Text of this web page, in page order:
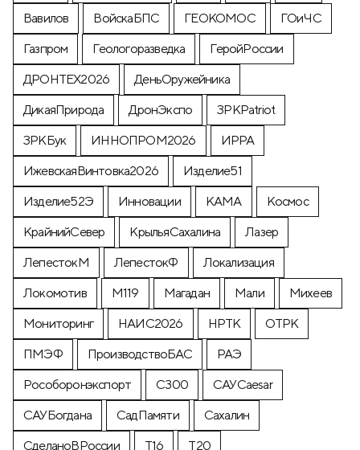
Вавилов
ВойскаБПС ГЕОКОМОС
ГОиЧС
Газпром
Геологоразведка
ГеройРоссии
ДРОНТЕХ2026
ДеньОружейника
ДикаяПрирода
ДронЭкспо
ЗРКPatriot
ЗРКБук
ИННОПРОМ2026
ИРРА
ИжевскаяВинтовка2026
Изделие51
Изделие52Э
Инновации КАМА
Космос
КрайнийСевер
КрыльяСахалина
Лазер
ЛепестокМ
ЛепестокФ
Локализация
Локомотив
М119 Магадан Мали
Михеев
Мониторинг
НАИС2026 НРТК
ОТРК
ПМЭФ
ПроизводствоБАС
РАЭ
Рособоронэкспорт
С300
САУCaesar
САУБогдана
СадПамяти
Сахалин
СделаноВРоссии
Т16 Т20